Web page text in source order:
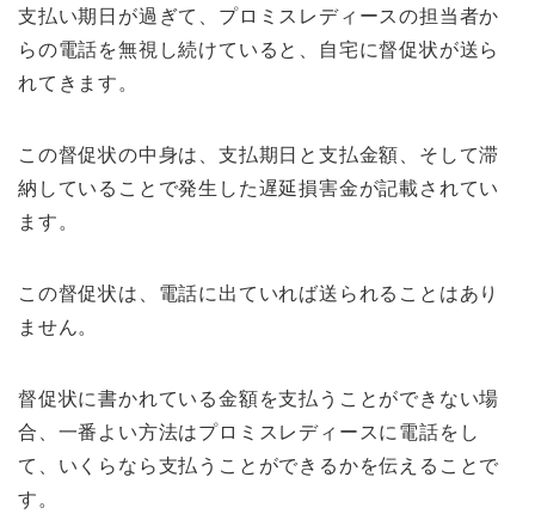
支払い期日が過ぎて、プロミスレディースの担当者か
らの電話を無視し続けていると、自宅に督促状が送ら
れてきます。
この督促状の中身は、支払期日と支払金額、そして滞
納していることで発生した遅延損害金が記載されてい
ます。
この督促状は、電話に出ていれば送られることはあり
ません。
督促状に書かれている金額を支払うことができない場
合、一番よい方法はプロミスレディースに電話をし
て、いくらなら支払うことができるかを伝えることで
す。